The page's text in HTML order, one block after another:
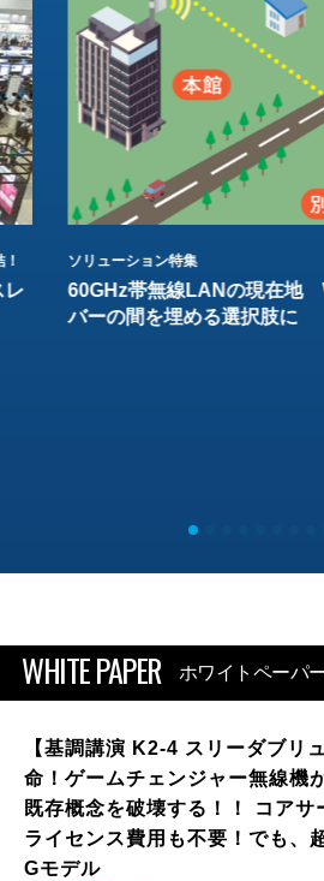
レ
ソリューション特集
60GHz帯無線LANの現在地
バーの間を埋める選択肢に
WHITE PAPER ホワイトペーパ
【基調講演 K2-4 スリーダブリ
命！ゲームチェンジャー無線機
既存概念を破壊する！！ コアサ
ライセンス費用も不要！でも、
Gモデル